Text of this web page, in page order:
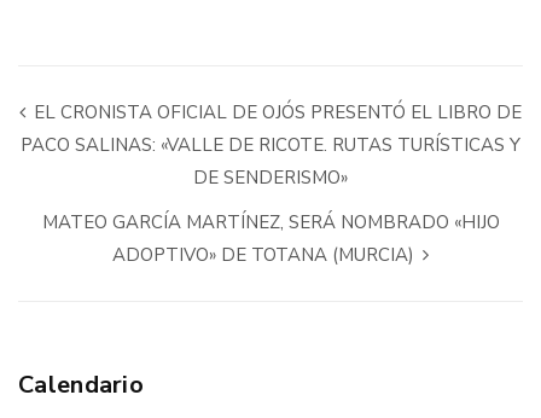
EL CRONISTA OFICIAL DE OJÓS PRESENTÓ EL LIBRO DE
PACO SALINAS: «VALLE DE RICOTE. RUTAS TURÍSTICAS Y
DE SENDERISMO»
MATEO GARCÍA MARTÍNEZ, SERÁ NOMBRADO «HIJO
ADOPTIVO» DE TOTANA (MURCIA)
Calendario